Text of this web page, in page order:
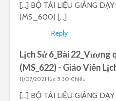
[…] BỘ TÀI LIỆU GIẢNG
(MS_600) […]
Reply
Lịch Sử 6_Bài 22_Vương
(MS_622) - Giáo Viên
11/07/2021 lúc 5:30 Chiều
[…] BỘ TÀI LIỆU GIẢNG